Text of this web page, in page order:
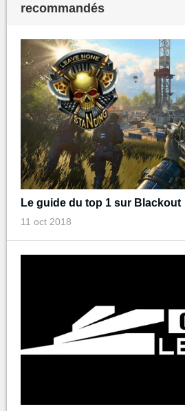
recommandés
Le guide du top 1 sur Blackout
11 oct 2018